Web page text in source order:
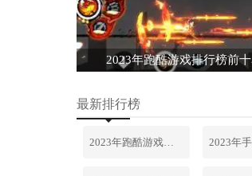
2023年跑酷游戏排行榜前
最新排行榜
2023年跑酷游戏排行榜前十名合集